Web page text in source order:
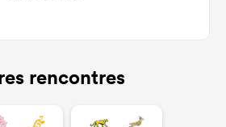
rencontres